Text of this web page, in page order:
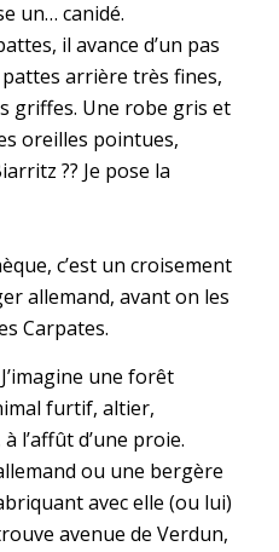
un… canidé.
il avance d’un pas
arrière très fines,
griffes. Une robe gris et
oreilles pointues,
?? Je pose la
c’est un croisement
allemand, avant on les
Carpates.
une forêt
furtif, altier,
l’affût d’une proie.
ou une bergère
avec elle (ou lui)
avenue de Verdun,